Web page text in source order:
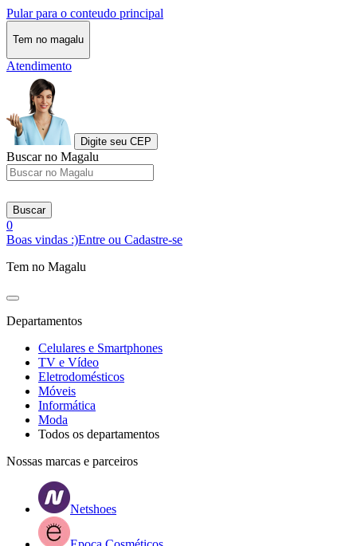
Pular para o conteudo principal
Tem no magalu
Atendimento
Digite seu CEP
Buscar no Magalu
Buscar
0
Boas vindas :)Entre ou Cadastre-se
Tem no Magalu
Departamentos
Celulares e Smartphones
TV e Vídeo
Eletrodomésticos
Móveis
Informática
Moda
Todos os departamentos
Nossas marcas e parceiros
Netshoes